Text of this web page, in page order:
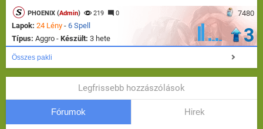
7480
PHOENIX (Admin) 219 0
Lapok: 24 Lény - 6 Spell
Típus: Aggro - Készült: 3 hete 3
Összes pakli
Legfrissebb hozzászólások
Fórumok Hirek